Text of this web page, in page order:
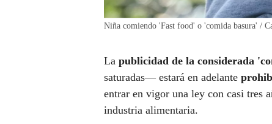
Niña comiendo 'Fast food' o 'comida basura' /
La publicidad de la considerada
saturadas— estará en adelante
entrar en vigor una ley con casi tres
industria alimentaria.